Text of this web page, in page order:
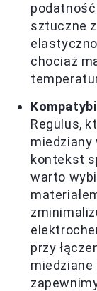
sztuczne
chociaż
Regulus,
miedziany
kontekst
warto
przy